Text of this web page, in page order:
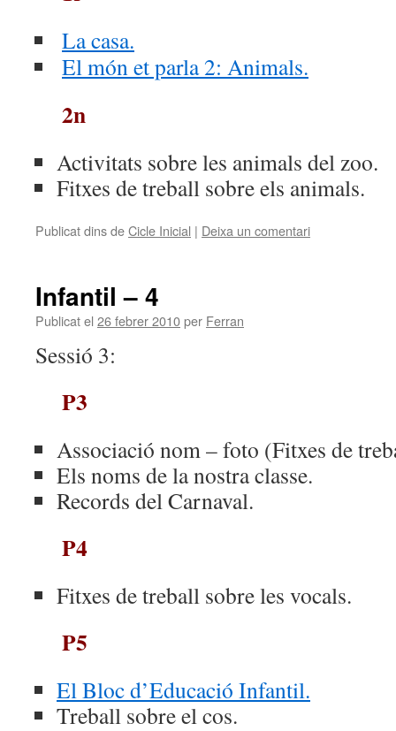
La casa.
El món et parla 2: Animals.
2n
Activitats sobre les animals del zoo.
Fitxes de treball sobre els animals.
Publicat dins deCicle Inicial | Deixa un comentari
Infantil – 4
Publicat el 26 febrer 2010per Ferran
Sessió 3:
P3
Associació nom – foto (Fitxes de
Els noms de la nostra classe.
Records del Carnaval.
P4
Fitxes de treball sobre les vocals.
P5
El Bloc d’Educació Infantil.
Treball sobre el cos.